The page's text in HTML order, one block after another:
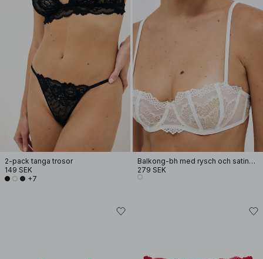
2-pack tanga trosor
149 SEK
+7
Balkong-bh med rysch och satindetalj
279 SEK